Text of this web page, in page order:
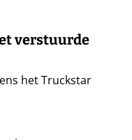
verstuurde
het Truckstar